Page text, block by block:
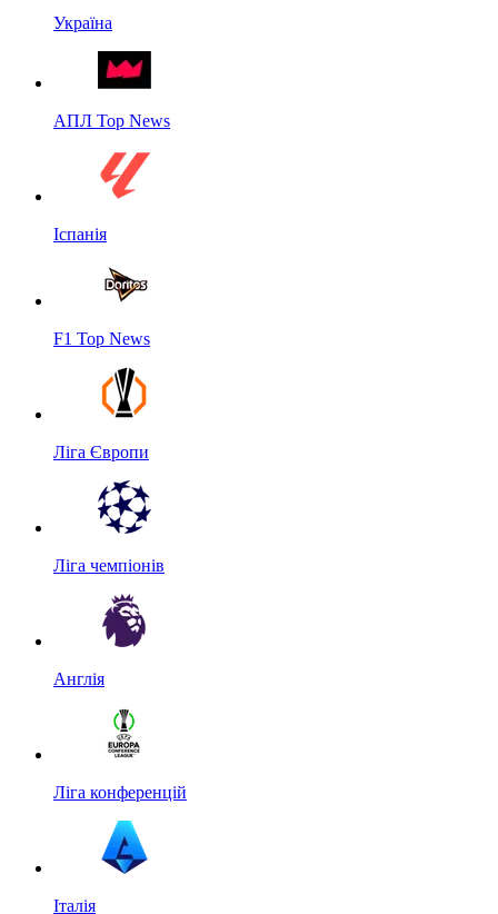
Україна
АПЛ Top News
Іспанія
F1 Top News
Ліга Європи
Ліга чемпіонів
Англія
Ліга конференцій
Італія